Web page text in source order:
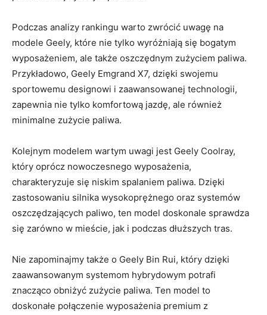
Podczas analizy rankingu warto zwrócić uwagę na
modele Geely, które nie tylko wyróżniają się bogatym
wyposażeniem, ale także oszczędnym zużyciem paliwa.
Przykładowo, Geely Emgrand X7, dzięki swojemu
sportowemu designowi i zaawansowanej technologii,⁤
zapewnia nie tylko komfortową jazdę, ale również
minimalne zużycie paliwa.
Kolejnym modelem wartym uwagi jest Geely Coolray,
który oprócz ⁤nowoczesnego wyposażenia,
charakteryzuje się niskim spalaniem paliwa. Dzięki
zastosowaniu silnika wysokoprężnego oraz systemów
oszczędzających paliwo, ten model doskonale sprawdza
się zarówno w mieście, jak i podczas dłuższych tras.
Nie zapominajmy także o Geely Bin Rui, który dzięki
zaawansowanym systemom hybrydowym potrafi
znacząco obniżyć zużycie paliwa. Ten model to‍
doskonałe połączenie wyposażenia premium z